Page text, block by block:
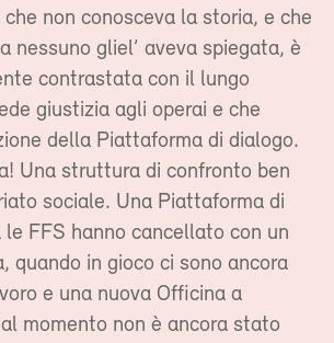
non conosceva la storia, e che
nessuno gliel’ aveva spiegata, è
contrastata con il lungo
giustizia agli operai e che
della Piattaforma di dialogo.
Una struttura di confronto ben
sociale. Una Piattaforma di
le FFS hanno cancellato con un
quando in gioco ci sono ancora
e una nuova Officina a
momento non è ancora stato